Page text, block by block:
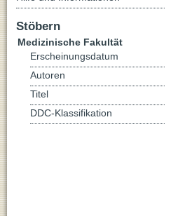
Stöbern
Medizinische Fakultät
Erscheinungsdatum
Autoren
Titel
DDC-Klassifikation